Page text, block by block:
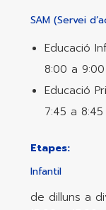
SAM (Servei
Educació
8:00 a 9:00
Educació
7:45 a 8:45
Etapes:
Infantil
de dilluns a